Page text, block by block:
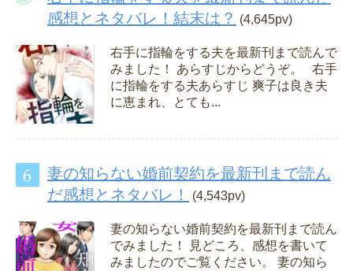
感想とネタバレ！結末は？ (4,645pv)
右手に指輪をする夫を最新刊まで読んで
みました！ あらすじからどうぞ。 右手
に指輪をする夫あらすじ 爽子は良き夫
に恵まれ、とても...
妻の知らない婚前契約を最新刊まで読ん
だ感想とネタバレ！
(4,543pv)
妻の知らない婚前契約を最新刊まで読ん
でみました！ 見どころ、感想を書いて
みましたのでご覧ください。 妻の知ら